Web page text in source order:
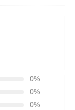
0%
0%
0%